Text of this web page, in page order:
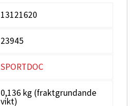
13121620
23945
SPORTDOC
0,136 kg (fraktgrundande
vikt)